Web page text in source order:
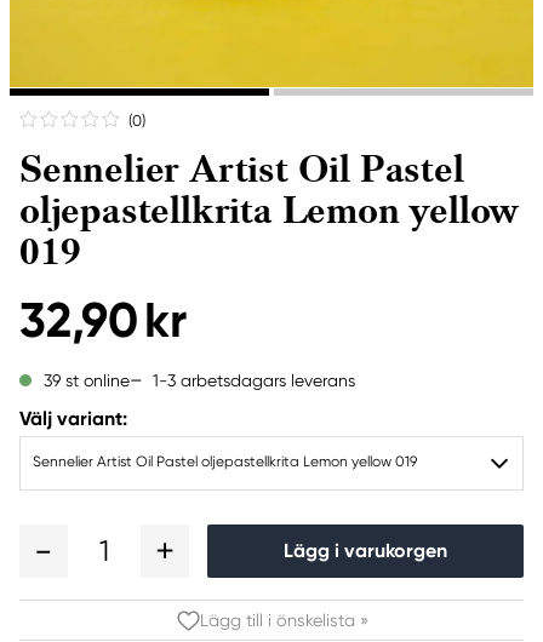
(0)
Sennelier Artist Oil Pastel
oljepastellkrita Lemon yellow
019
32,90 kr
39 st online 1-3 arbetsdagars leverans
Välj variant:
Sennelier Artist Oil Pastel oljepastellkrita Lemon yellow 019
1 Lägg i varukorgen
Lägg till i önskelista »